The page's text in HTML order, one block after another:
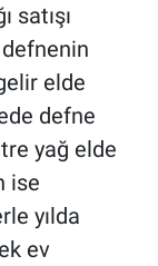
satışı
defnenin
elde
defne
yağ elde
ise
yılda
ev